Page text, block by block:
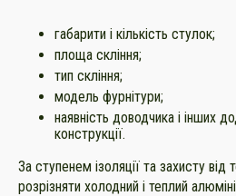
габарити і кількість стулок;
площа скління;
тип скління;
модель фурнітури;
наявність доводчика і інших
конструкції.
За ступенем ізоляції та захисту від
розрізняти холодний і теплий